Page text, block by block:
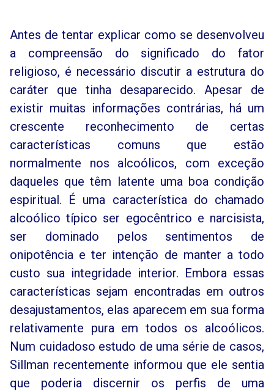
Antes de tentar explicar como se desenvolveu
a compreensão do significado do fator
religioso, é necessário discutir a estrutura do
caráter que tinha desaparecido. Apesar de
existir muitas informações contrárias, há um
crescente reconhecimento de certas
características comuns que estão
normalmente nos alcoólicos, com exceção
daqueles que têm latente uma boa condição
espiritual. É uma característica do chamado
alcoólico típico ser egocêntrico e narcisista,
ser dominado pelos sentimentos de
onipotência e ter intenção de manter a todo
custo sua integridade interior. Embora essas
características sejam encontradas em outros
desajustamentos, elas aparecem em sua forma
relativamente pura em todos os alcoólicos.
Num cuidadoso estudo de uma série de casos,
Sillman recentemente informou que ele sentia
que poderia discernir os perfis de uma